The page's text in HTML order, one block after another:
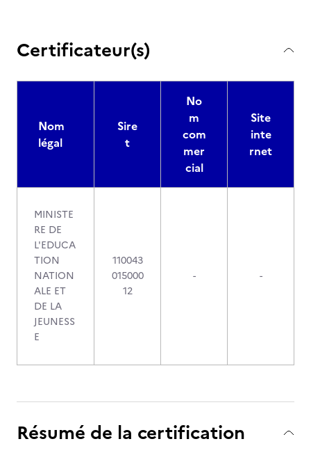
Certificateur(s)
Nom
légal
Sire
t
No
m
com
mer
cial
Site
inte
rnet
MINISTE
RE DE
L'EDUCA
TION
NATION
ALE ET
DE LA
JEUNESS
E
110043
015000
12
- -
Résumé de la certification